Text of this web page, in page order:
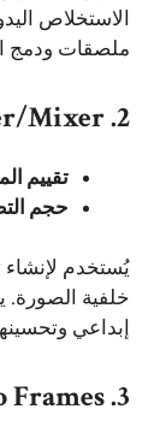
الاستخلاص
ملصقات ودمج
2. Ultimate Photo Blender/Mixer
تقييم
حجم
يُستخدم لإنشاء
خلفية
إبداعي
3. Transparent Photo Frames